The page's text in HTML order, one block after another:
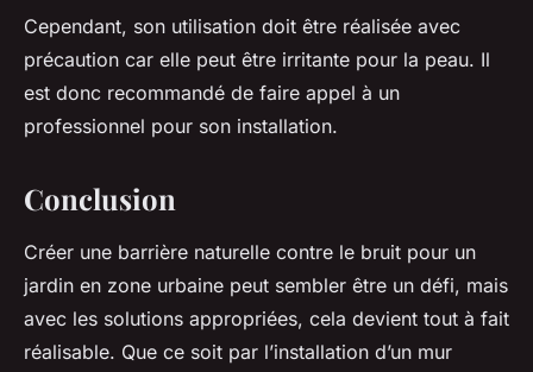
Cependant, son utilisation doit être réalisée avec
précaution car elle peut être irritante pour la peau. Il
est donc recommandé de faire appel à un
professionnel pour son installation.
Conclusion
Créer une barrière naturelle contre le bruit pour un
jardin en zone urbaine peut sembler être un défi, mais
avec les solutions appropriées, cela devient tout à fait
réalisable. Que ce soit par l’installation d’un mur